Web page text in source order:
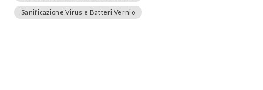
Sanificazione Virus e Batteri Vernio